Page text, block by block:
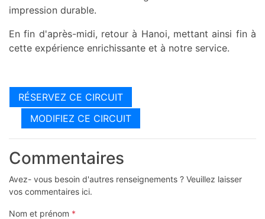
impression durable.
En fin d'après-midi, retour à Hanoi, mettant ainsi fin à
cette expérience enrichissante et à notre service.
RÉSERVEZ CE CIRCUIT
MODIFIEZ CE CIRCUIT
Commentaires
Avez- vous besoin d'autres renseignements ? Veuillez laisser
vos commentaires ici.
Nom et prénom *